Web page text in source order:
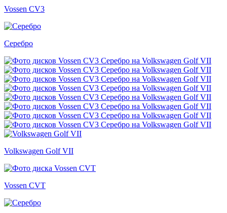
Vossen CV3
Серебро
Volkswagen Golf VII
Vossen CVT